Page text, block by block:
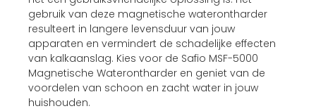
gebruik van deze magnetische waterontharder
resulteert in langere levensduur van jouw
apparaten en vermindert de schadelijke effecten
van kalkaanslag. Kies voor de Safio MSF-5000
Magnetische Waterontharder en geniet van de
voordelen van schoon en zacht water in jouw
huishouden.